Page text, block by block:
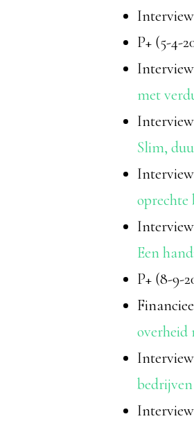
Interview
P+ (5-4-
Interview
met
Interview
Slim,
oprechte
Een
P+ (8-9-
overheid